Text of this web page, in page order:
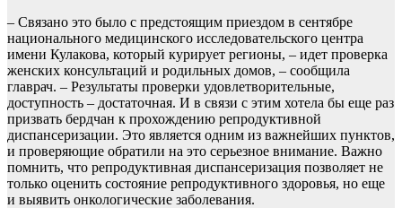
– Связано это было с предстоящим приездом в сентябре
национального медицинского исследовательского центра
имени Кулакова, который курирует регионы, – идет проверка
женских консультаций и родильных домов, – сообщила
главрач. – Результаты проверки удовлетворительные,
доступность – достаточная. И в связи с этим хотела бы еще раз
призвать бердчан к прохождению репродуктивной
диспансеризации. Это является одним из важнейших пунктов,
и проверяющие обратили на это серьезное внимание. Важно
помнить, что репродуктивная диспансеризация позволяет не
только оценить состояние репродуктивного здоровья, но еще
и выявить онкологические заболевания.